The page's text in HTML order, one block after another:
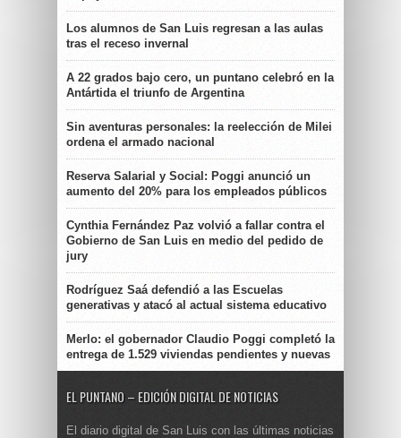
Los alumnos de San Luis regresan a las aulas
tras el receso invernal
A 22 grados bajo cero, un puntano celebró en la
Antártida el triunfo de Argentina
Sin aventuras personales: la reelección de Milei
ordena el armado nacional
Reserva Salarial y Social: Poggi anunció un
aumento del 20% para los empleados públicos
Cynthia Fernández Paz volvió a fallar contra el
Gobierno de San Luis en medio del pedido de
jury
Rodríguez Saá defendió a las Escuelas
generativas y atacó al actual sistema educativo
Merlo: el gobernador Claudio Poggi completó la
entrega de 1.529 viviendas pendientes y nuevas
EL PUNTANO – EDICIÓN DIGITAL DE NOTICIAS
El diario digital de San Luis con las últimas noticias